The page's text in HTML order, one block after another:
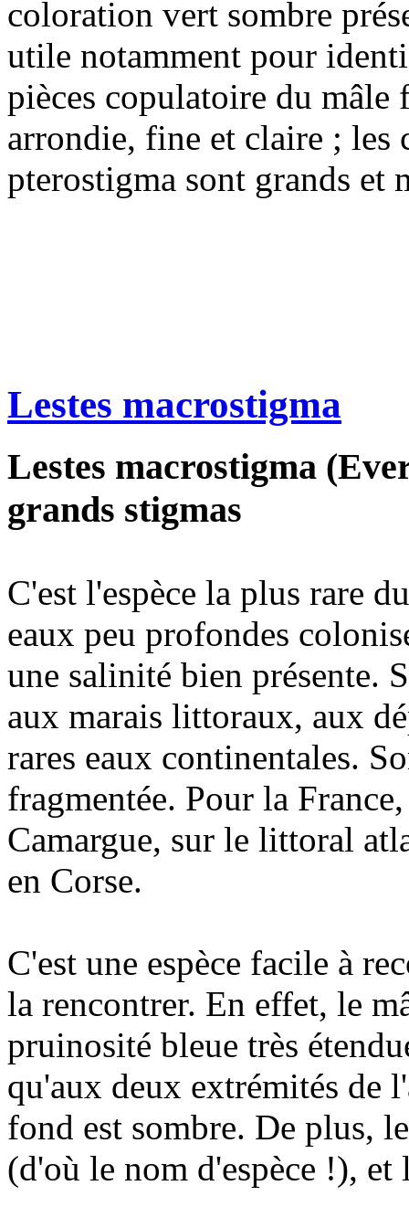
coloration vert sombre
utile notamment pour
pièces copulatoire du mâle
arrondie, fine et claire ; les
pterostigma sont grands et
Lestes macrostigma
Lestes macrostigma
grands stigmas
C'est l'espèce la plus rare
eaux peu profondes
une salinité bien présente.
aux marais littoraux, aux
rares eaux continentales.
fragmentée. Pour la
Camargue, sur le littoral
en Corse.
C'est une espèce facile à
la rencontrer. En effet, le
pruinosité bleue très
qu'aux deux extrémités de
fond est sombre. De plus,
(d'où le nom d'espèce !),